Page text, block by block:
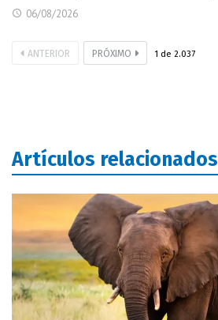
06/08/2026
ANTERIOR PRÓXIMO 1 de 2.037
Artículos relacionados